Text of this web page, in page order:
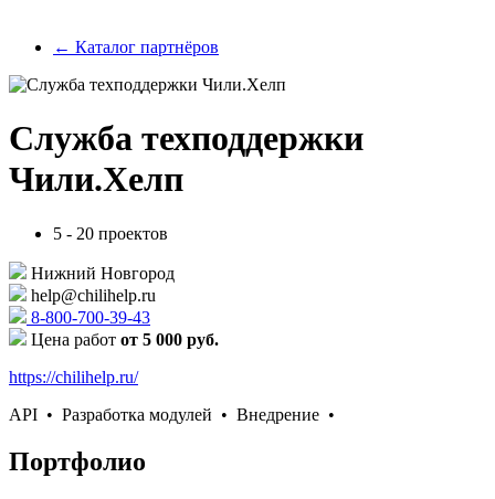
← Каталог партнёров
Служба техподдержки
Чили.Хелп
5 - 20 проектов
Нижний Новгород
help@chilihelp.ru
8-800-700-39-43
Цена работ от 5 000 руб.
https://chilihelp.ru/
API • Разработка модулей • Внедрение •
Портфолио